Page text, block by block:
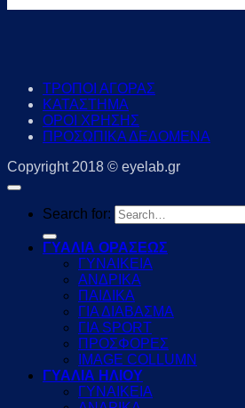
ΤΡΟΠΟΙ ΑΓΟΡΑΣ
ΚΑΤΑΣΤΗΜΑ
ΟΡΟΙ ΧΡΗΣΗΣ
ΠΡΟΣΩΠΙΚΑ ΔΕΔΟΜΕΝΑ
Copyright 2018 © eyelab.gr
Search for:
ΓΥΑΛΙΑ ΟΡΑΣΕΩΣ
ΓΥΝΑΙΚΕΙΑ
ΑΝΔΡΙΚΑ
ΠΑΙΔΙΚΑ
ΓΙΑ ΔΙΑΒΑΣΜΑ
ΓΙΑ SPORT
ΠΡΟΣΦΟΡΕΣ
IMAGE COLLUMN
ΓΥΑΛΙΑ ΗΛΙΟΥ
ΓΥΝΑΙΚΕΙΑ